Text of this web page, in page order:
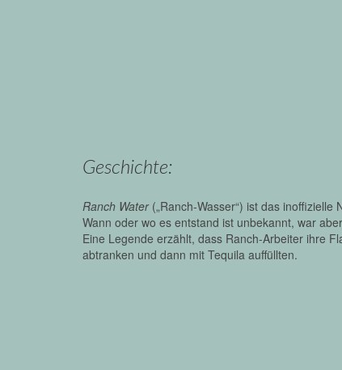
Geschichte:
Ranch Water(„Ranch-Wasser“) ist das inoffizielle
Wann oder wo es entstand ist unbekannt, war
Eine Legende erzählt, dass Ranch-Arbeiter ihre
abtranken und dann mit Tequila auffüllten.